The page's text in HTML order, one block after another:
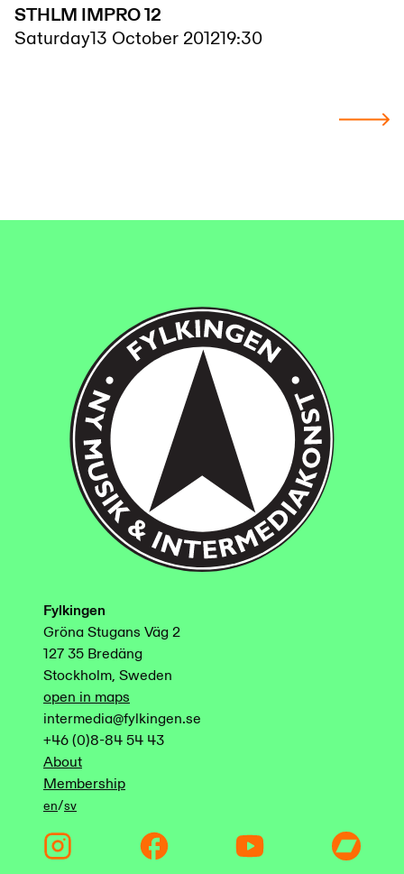
STHLM IMPRO 12
Saturday13 October 201219:30
Fylkingen
Gröna Stugans Väg 2
127 35 Bredäng
Stockholm, Sweden
open in maps
intermedia@fylkingen.se
+46 (0)8-84 54 43
About
Membership
en/sv